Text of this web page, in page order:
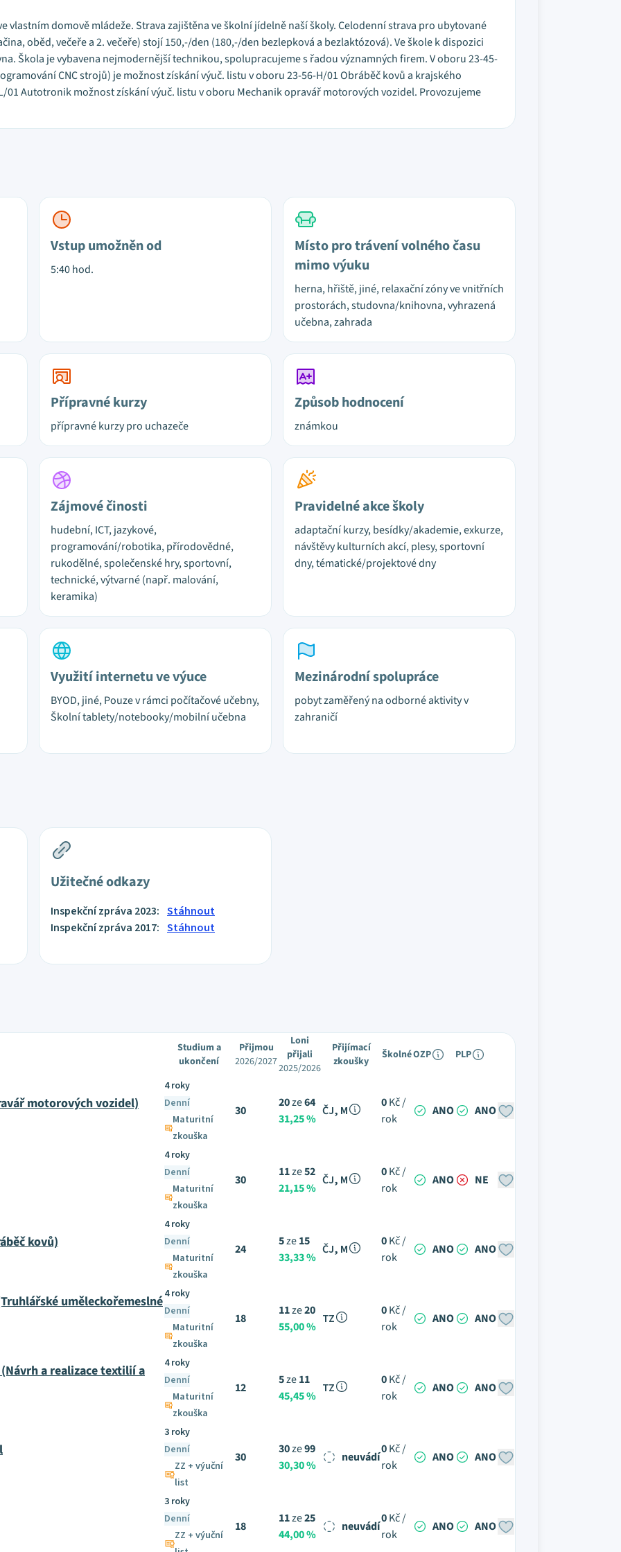
vlastním domově mládeže. Strava zajištěna ve školní jídelně naší školy. Celodenní strava pro ubytované
oběd, večeře a 2. večeře) stojí 150,-/den (180,-/den bezlepková a bezlaktózová). Ve škole k dispozici
Škola je vybavena nejmodernější technikou, spolupracujeme s řadou významných firem. V oboru 23-45-
CNC strojů) je možnost získání výuč. listu v oboru 23-56-H/01 Obráběč kovů a krajského
Autotronik možnost získání výuč. listu v oboru Mechanik opravář motorových vozidel. Provozujeme
Vstup umožněn od
5:40 hod.
Místo pro trávení volného času
mimo výuku
herna, hřiště, jiné, relaxační zóny ve vnitřních
prostorách, studovna/knihovna, vyhrazená
učebna, zahrada
Přípravné kurzy
přípravné kurzy pro uchazeče
Způsob hodnocení
známkou
Zájmové činosti
hudební, ICT, jazykové,
programování/robotika, přírodovědné,
rukodělné, společenské hry, sportovní,
technické, výtvarné (např. malování,
keramika)
Pravidelné akce školy
adaptační kurzy, besídky/akademie, exkurze,
návštěvy kulturních akcí, plesy, sportovní
dny, tématické/projektové dny
Využití internetu ve výuce
BYOD, jiné, Pouze v rámci počítačové učebny,
Školní tablety/notebooky/mobilní učebna
Mezinárodní spolupráce
pobyt zaměřený na odborné aktivity v
zahraničí
Užitečné odkazy
Inspekční zpráva 2023: Stáhnout
Inspekční zpráva 2017: Stáhnout
Studium a
ukončení
Přijmou
2026/2027
Loni
přijali
2025/2026
Přijímací
zkoušky
ŠkolnéOZP PLP
motorových vozidel)
4 roky
Denní
Maturitní
zkouška
30
20ze64
31,25 %
ČJ, M
0Kč /
rok
ANO ANO
4 roky
Denní
Maturitní
zkouška
30
11ze52
21,15 %
ČJ, M
0Kč /
rok
ANO NE
kovů)
4 roky
Denní
Maturitní
zkouška
24
5ze15
33,33 %
ČJ, M
0Kč /
rok
ANO ANO
uměleckořemeslné4 roky
Denní
Maturitní
zkouška
18
11ze20
55,00 %
TZ
0Kč /
rok
ANO ANO
a realizace textilií a
4 roky
Denní
Maturitní
zkouška
12
5ze11
45,45 %
TZ
0Kč /
rok
ANO ANO
3 roky
Denní
ZZ + výuční
list
30
30ze99
30,30 %
neuvádí
0Kč /
rok
ANO ANO
3 roky
Denní
ZZ + výuční
18
11ze25
44,00 %
neuvádí
0Kč /
rok
ANO ANO